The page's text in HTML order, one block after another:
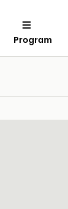
Program